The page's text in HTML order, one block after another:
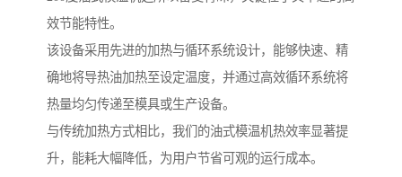
效节能特性。
该设备采用先进的加热与循环系统设计，能够快速、精
确地将导热油加热至设定温度，并通过高效循环系统将
热量均匀传递至模具或生产设备。
与传统加热方式相比，我们的油式模温机热效率显著提
升，能耗大幅降低，为用户节省可观的运行成本。